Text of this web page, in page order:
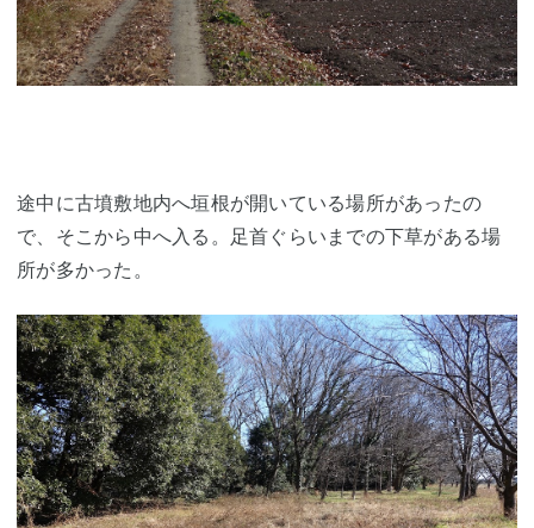
途中に古墳敷地内へ垣根が開いている場所があったの
で、そこから中へ入る。足首ぐらいまでの下草がある場
所が多かった。